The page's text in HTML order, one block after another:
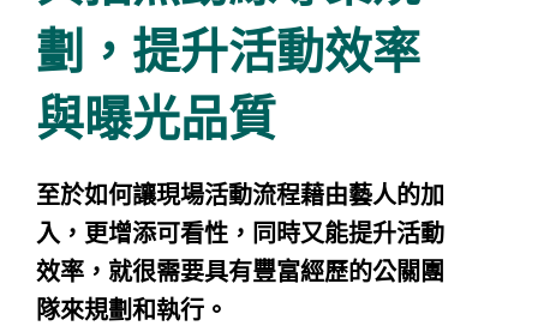
劃，提升活動效率
與曝光品質
至於如何讓現場活動流程藉由藝人的加
入，更增添可看性，同時又能提升活動
效率，就很需要具有豐富經歷的公關團
隊來規劃和執行。